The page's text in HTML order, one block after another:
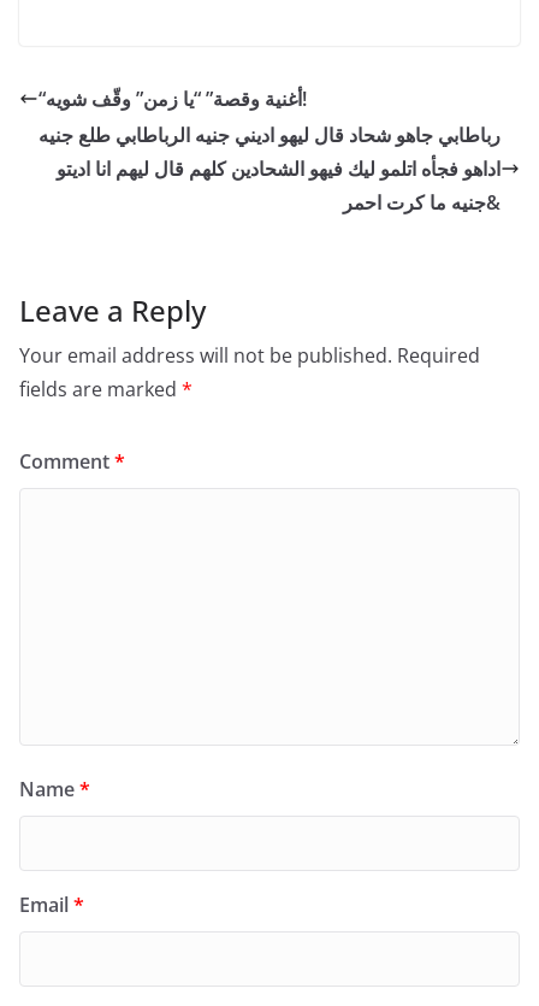
“أغنية وقصة” “يا زمن” وقّف شويه!
رباطابي جاهو شحاد قال ليهو اديني جنيه الرباطابي طلع جنيه
اداهو فجأه اتلمو ليك فيهو الشحادين كلهم قال ليهم انا اديتو
جنيه ما كرت احمر&
Leave a Reply
Your email address will not be published. Required
fields are marked *
Comment*
Name*
Email*